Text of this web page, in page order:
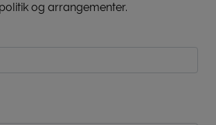
og arrangementer.